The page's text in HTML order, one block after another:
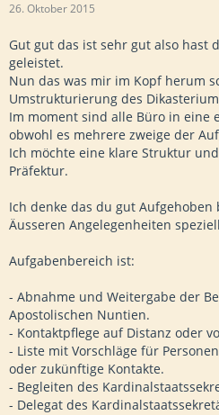
26. Oktober 2015
Gut gut das ist sehr gut also hast
geleistet.
Nun das was mir im Kopf herum
Umstrukturierung des
Im moment sind alle Büro in eine
obwohl es mehrere zweige der
Ich möchte eine klare Struktur
Präfektur.
Ich denke das du gut
Äusseren Angelegenheiten
Aufgabenbereich ist:
- Abnahme und Weitergabe der
Apostolischen Nuntien.
- Kontaktpflege auf Distanz oder
- Liste mit Vorschläge für
oder zukünftige Kontakte.
- Begleiten des
- Delegat des